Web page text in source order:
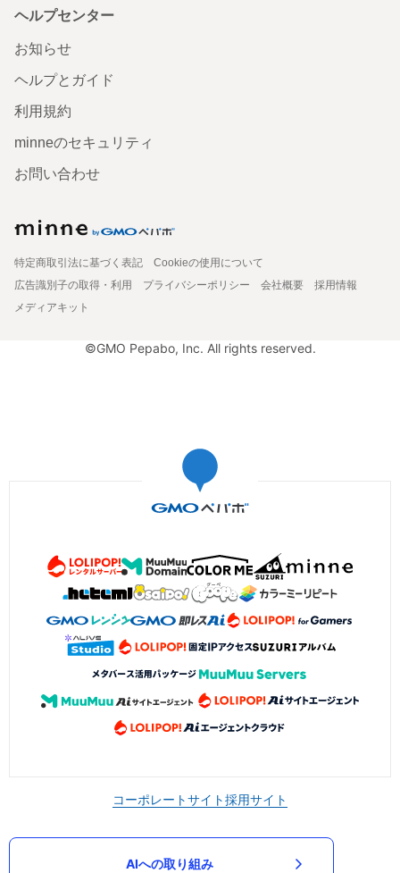
ヘルプセンター
お知らせ
ヘルプとガイド
利用規約
minneのセキュリティ
お問い合わせ
特定商取引法に基づく表記
Cookieの使用について
広告識別子の取得・利用
プライバシーポリシー 会社概要
採用情報
メディアキット
©GMO Pepabo, Inc. All rights reserved.
コーポレートサイト採用サイト
AIへの取り組み